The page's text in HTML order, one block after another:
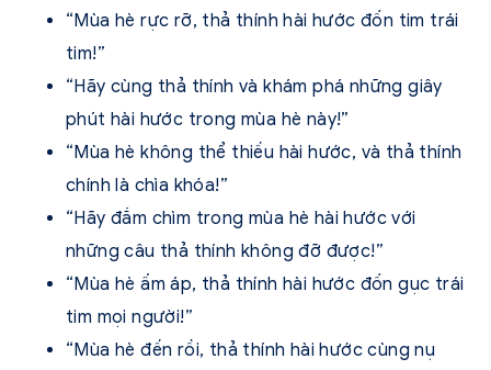
“Mùa hè rực rỡ, thả thính hài hước đốn tim trái
tim!”
“Hãy cùng thả thính và khám phá những giây
phút hài hước trong mùa hè này!”
“Mùa hè không thể thiếu hài hước, và thả thính
chính là chìa khóa!”
“Hãy đắm chìm trong mùa hè hài hước với
những câu thả thính không đỡ được!”
“Mùa hè ấm áp, thả thính hài hước đốn gục trái
tim mọi người!”
“Mùa hè đến rồi, thả thính hài hước cùng nụ